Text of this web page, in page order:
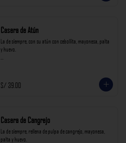
Casera de Atún
La de siempre, con su atún con cebollita, mayonesa, palta
y huevo.
S/ 39.00
Casera de Cangrejo
La de siempre, rellena de pulpa de cangrejo, mayonesa,
palta y huevo.